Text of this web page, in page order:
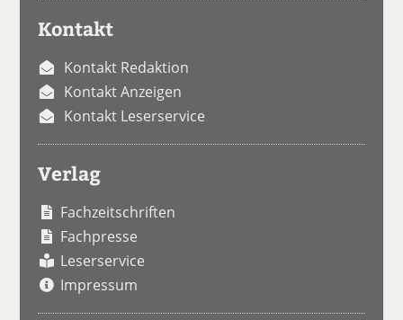
Kontakt
Kontakt Redaktion
Kontakt Anzeigen
Kontakt Leserservice
Verlag
Fachzeitschriften
Fachpresse
Leserservice
Impressum